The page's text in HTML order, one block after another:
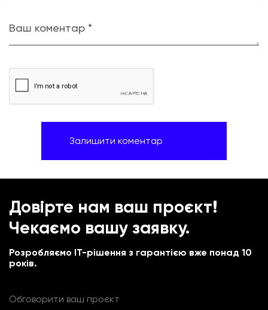
Ваш коментар *
Довірте нам ваш проєкт!
Чекаємо вашу заявку.
Розробляємо IT-рішення з гарантією вже понад 10
років.
Обговорити ваш проєкт